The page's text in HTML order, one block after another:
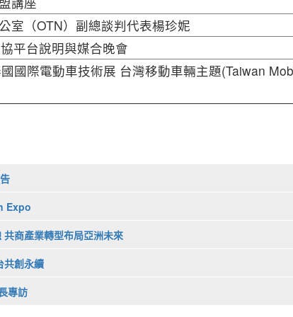
室（OTN）副總談判代表楊珍妮
平台說明與媒合晚會
國際電動車技術展 台灣移動車輛主題(Taiwan
Expo
商產業轉型布局亞洲未來
共創永續
專訪